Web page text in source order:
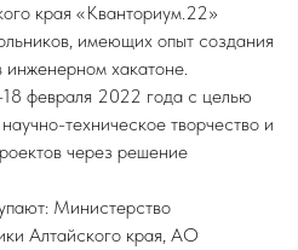
края «Кванториум.22»
имеющих опыт создания
инженерном хакатоне.
февраля 2022 года с целью
техническое творчество и
через решение
Министерство
Алтайского края, АО